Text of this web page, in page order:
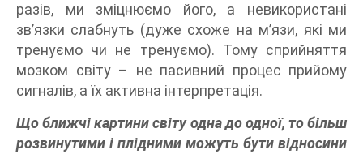
разів, ми зміцнюємо його, а невикористані
зв’язки слабнуть (дуже схоже на м’язи, які ми
тренуємо чи не тренуємо). Тому сприйняття
мозком світу – не пасивний процес прийому
сигналів, а їх активна інтерпретація.
Що ближчі картини світу одна до одної, то більш
розвинутими і плідними можуть бути відносини